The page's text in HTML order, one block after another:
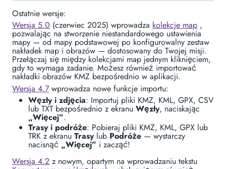
Ostatnie wersje:
Wersja 5.0 (czerwiec 2025) wprowadza kolekcje map ,
pozwalając na stworzenie niestandardowego ustawienia
mapy — od mapy podstawowej po konfigurowalny zestaw
nakładek map i obrazów — dostosowany do Twojej misji.
Przełączaj się między kolekcjami map jednym kliknięciem,
gdy to wymaga zadanie. Możesz również importować
nakładki obrazów KMZ bezpośrednio w aplikacji.
Wersja 4.7 wprowadza nowe funkcje importu:
Węzły i zdjęcia: Importuj pliki KMZ, KML, GPX, CSV
lub TXT bezpośrednio z ekranu Węzły, naciskając
„Więcej”.
Trasy i podróże: Pobieraj pliki KMZ, KML, GPX lub
TRK z ekranu Trasylub Podróże — wystarczy
nacisnąć „Więcej” i zacząć!
Wersja 4.2 z nowym, opartym na wprowadzaniu tekstu